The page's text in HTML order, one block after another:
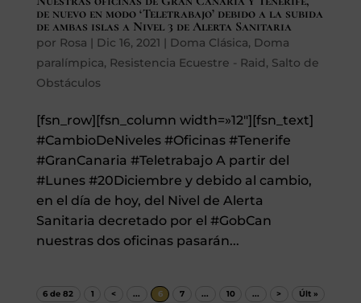
de nuevo en modo ‘Teletrabajo’ debido a la subida
de ambas islas a Nivel 3 de Alerta Sanitaria
por Rosa | Dic 16, 2021 | Doma Clásica, Doma
paralímpica, Resistencia Ecuestre - Raid, Salto de
Obstáculos
[fsn_row][fsn_column width=»12″][fsn_text]
#CambioDeNiveles #Oficinas #Tenerife
#GranCanaria #Teletrabajo A partir del
#Lunes #20Diciembre y debido al cambio,
en el día de hoy, del Nivel de Alerta
Sanitaria decretado por el #GobCan
nuestras dos oficinas pasarán...
6 de 82 1 < ... 6 7 ... 10 ... > Últ »